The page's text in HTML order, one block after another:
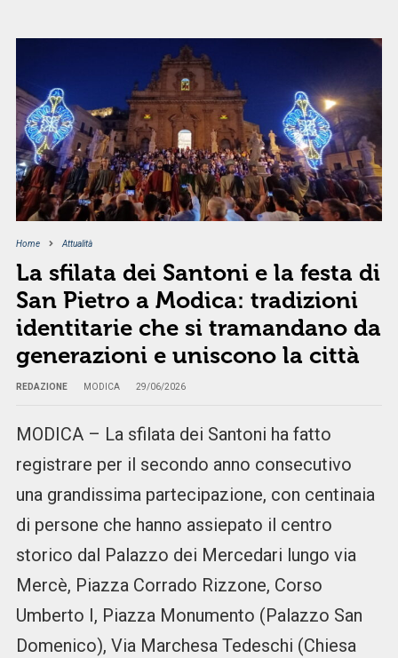
Home Attualità
La sfilata dei Santoni e la festa di
San Pietro a Modica: tradizioni
identitarie che si tramandano da
generazioni e uniscono la città
REDAZIONE MODICA 29/06/2026
MODICA – La sfilata dei Santoni ha fatto
registrare per il secondo anno consecutivo
una grandissima partecipazione, con centinaia
di persone che hanno assiepato il centro
storico dal Palazzo dei Mercedari lungo via
Mercè, Piazza Corrado Rizzone, Corso
Umberto I, Piazza Monumento (Palazzo San
Domenico), Via Marchesa Tedeschi (Chiesa